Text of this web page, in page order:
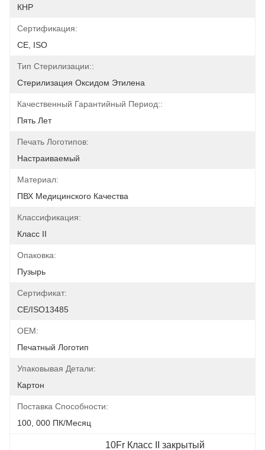
КНР
Сертификация:
CE, ISO
Тип Стерилизации::
Стерилизация Оксидом Этилена
Качественный Гарантийный Период::
Пять Лет
Печать Логотипов:
Настраиваемый
Материал:
ПВХ Медицинского Качества
Классификация:
Класс II
Опаковка:
Пузырь
Сертификат:
CE/ISO13485
OEM:
Печатный Логотип
Упаковывая Детали:
Картон
Поставка Способности:
100, 000 ПК/месяц
10Fr Класс II закрытый